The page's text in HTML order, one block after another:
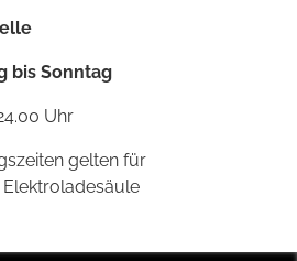
bis Sonntag
Uhr
gelten für
Elektroladesäule